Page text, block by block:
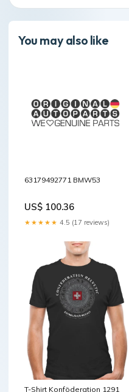
You may also like
63179492771 BMW53
US$ 100.36
★★★★★ 4.5 (17 reviews)
T-Shirt Konföderation 1291